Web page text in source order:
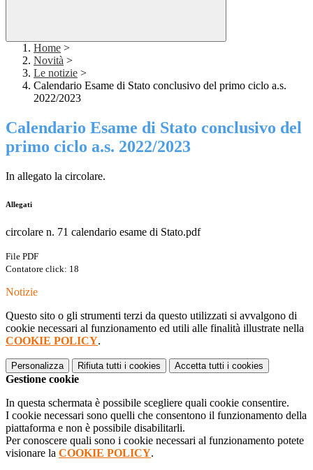
Home >
Novità >
Le notizie >
Calendario Esame di Stato conclusivo del primo ciclo a.s.
2022/2023
Calendario Esame di Stato conclusivo del
primo ciclo a.s. 2022/2023
In allegato la circolare.
Allegati
circolare n. 71 calendario esame di Stato.pdf
File PDF
Contatore click: 18
Notizie
Questo sito o gli strumenti terzi da questo utilizzati si avvalgono di
cookie necessari al funzionamento ed utili alle finalità illustrate nella
COOKIE POLICY.
Personalizza Rifiuta tutti i cookies Accetta tutti i cookies
Gestione cookie
In questa schermata è possibile scegliere quali cookie consentire.
I cookie necessari sono quelli che consentono il funzionamento della
piattaforma e non è possibile disabilitarli.
Per conoscere quali sono i cookie necessari al funzionamento potete
visionare la COOKIE POLICY.